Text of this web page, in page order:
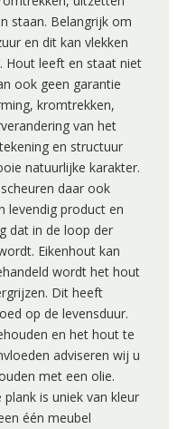
staan. Belangrijk om
en dit kan vlekken
Hout leeft en staat niet
ook geen garantie
kromtrekken,
van het
en structuur
natuurlijke karakter.
daar ook
levendig product en
dat in de loop der
Eikenhout kan
wordt het hout
Dit heeft
op de levensduur.
en het hout te
adviseren wij u
met een olie.
is uniek van kleur
één meubel